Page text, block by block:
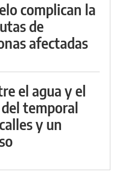
complican la
de
afectadas
el agua y el
temporal
y un